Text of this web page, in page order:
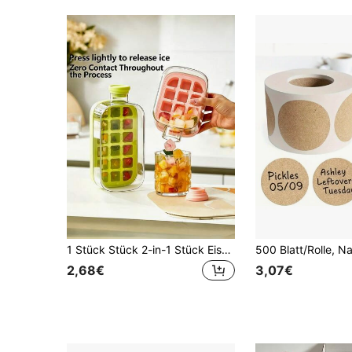
1 Stück Stück 2-in-1 Stück Eismaschine, Eiswasserbecher, Eisschale mit Strohhalm, kontaktlose Eisschale/Wasserflasche mit Deckel, geeignet für Whiskey und Cocktails, ein Küchenessential, hochwertige Form für einfache Kühlschrankorganisation.
2,68€ 3,07€